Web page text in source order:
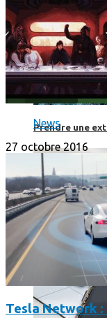
Prendre une
News
27 octobre 2016
Tesla Network :